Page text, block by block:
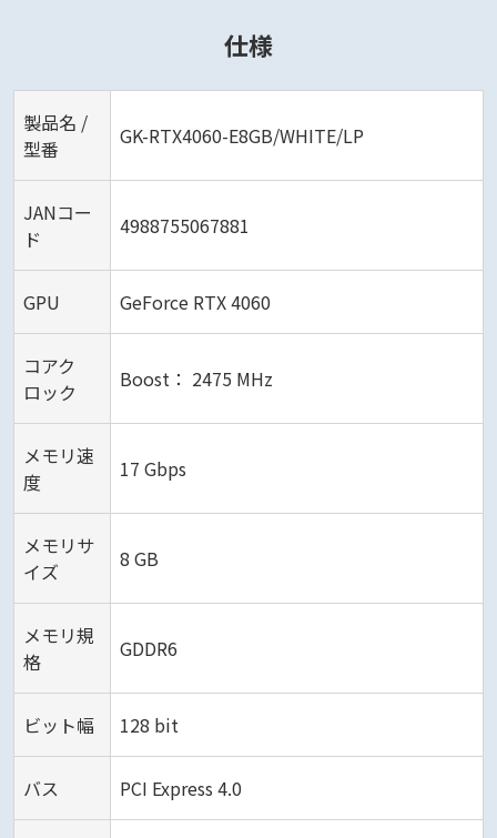
仕様
製品名 /
型番
GK-RTX4060-E8GB/WHITE/LP
JANコー
ド
4988755067881
GPU GeForce RTX 4060
コアク
ロック
Boost： 2475 MHz
メモリ速
度
17 Gbps
メモリサ
イズ
8 GB
メモリ規
格
GDDR6
ビット幅 128 bit
バス PCI Express 4.0